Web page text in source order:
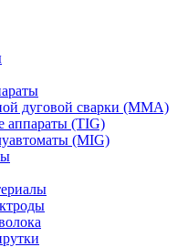
дуговой сварки (MMA)
аппараты (TIG)
(MIG)